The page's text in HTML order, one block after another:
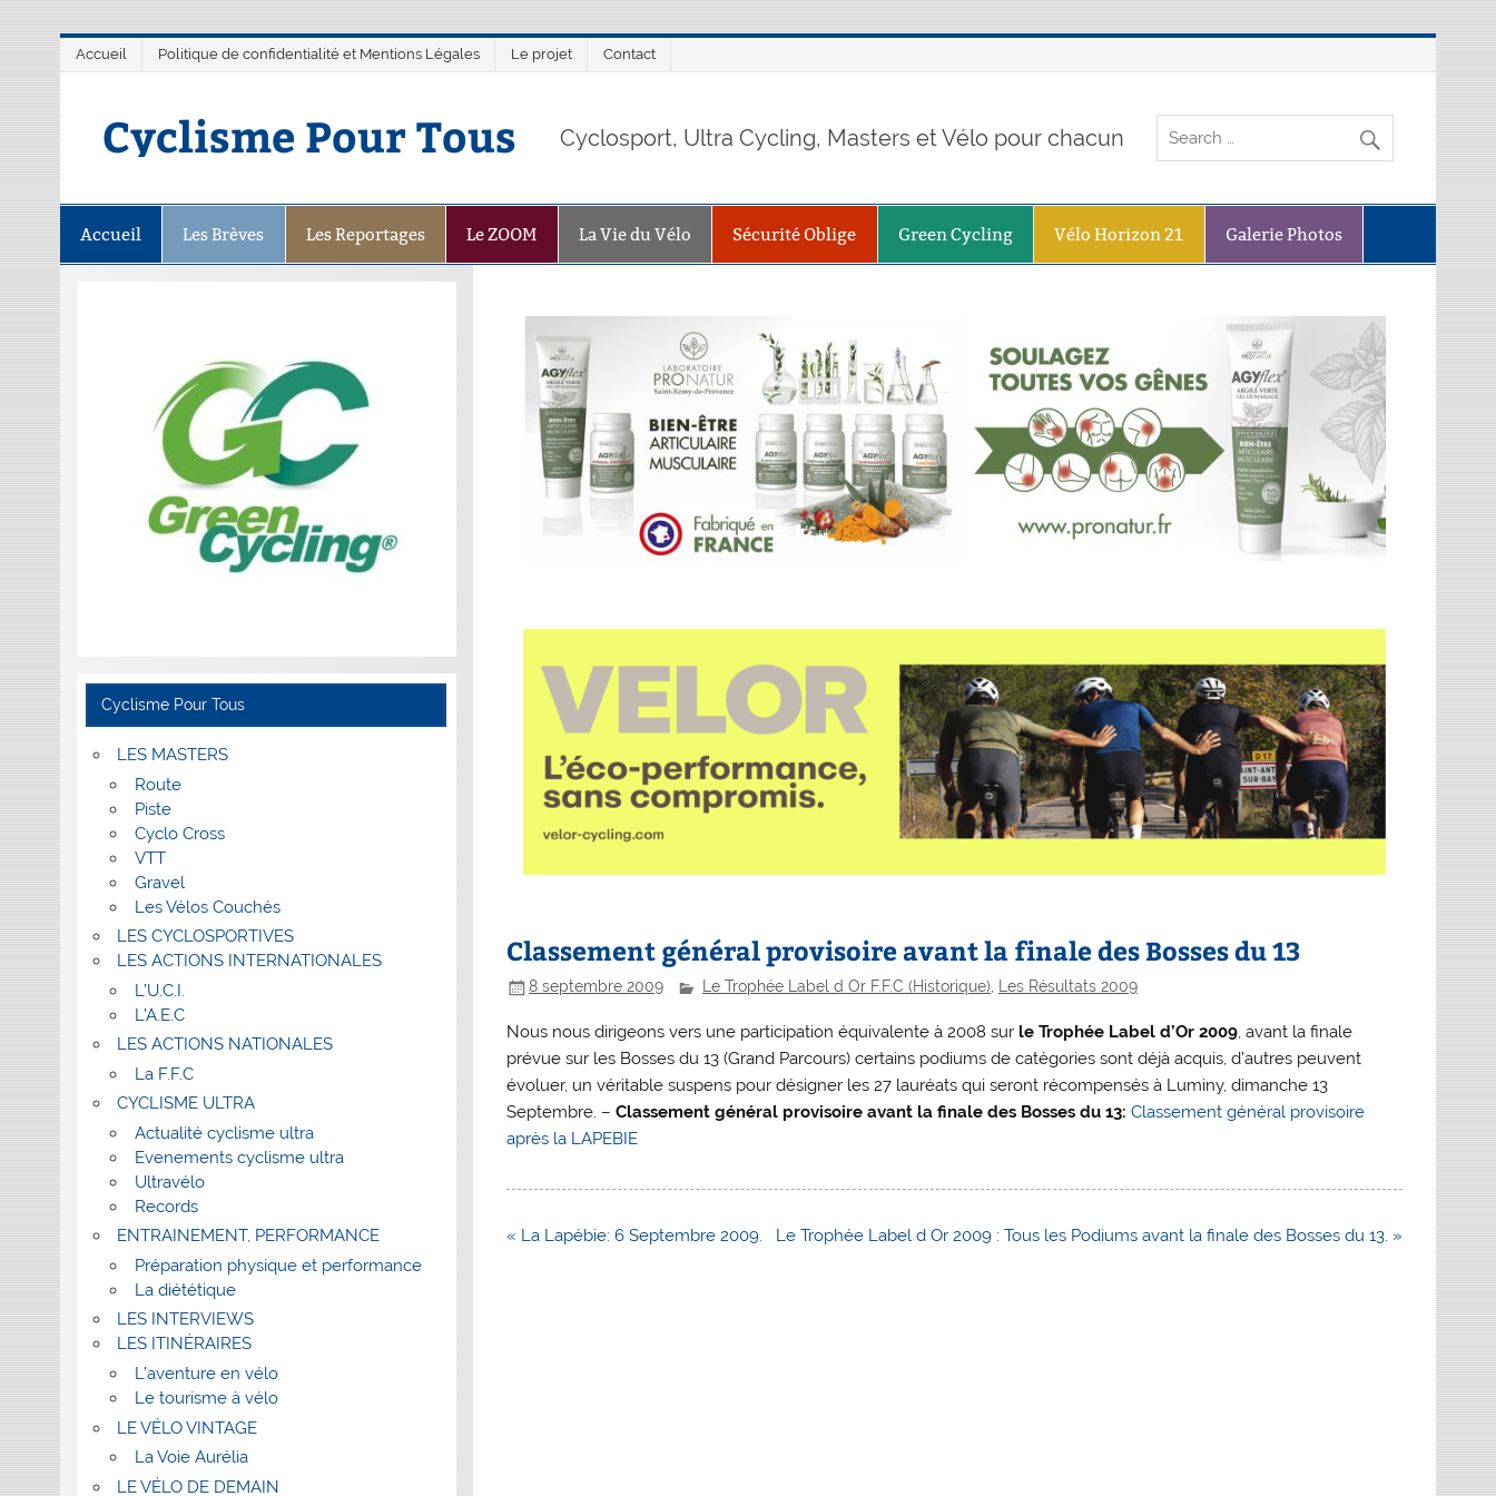
Accueil Politique de confidentialité et Mentions Légales Le projet Contact
Cyclisme Pour Tous Cyclosport, Ultra Cycling, Masters et Vélo pour chacun
Accueil Les Brèves Les Reportages Le ZOOM La Vie du Vélo Sécurité Oblige Green Cycling Vélo Horizon 21 Galerie Photos
Classement général provisoire avant la finale des Bosses du 13
8 septembre 2009 Le Trophée Label d Or F.F.C (Historique), Les Résultats 2009
Nous nous dirigeons vers une participation équivalente à 2008 sur le Trophée Label d’Or 2009, avant la finale
prévue sur les Bosses du 13 (Grand Parcours) certains podiums de catégories sont déjà acquis, d’autres peuvent
évoluer, un véritable suspens pour désigner les 27 lauréats qui seront récompensés à Luminy, dimanche 13
Septembre. –Classement général provisoire avant la finale des Bosses du 13: Classement général provisoire
après la LAPEBIE
Navigation
« La Lapébie: 6 Septembre 2009. Le Trophée Label d Or 2009 : Tous les Podiums avant la finale des Bosses du 13. »
Cyclisme Pour Tous
LES MASTERS
Route
Piste
Cyclo Cross
VTT
Gravel
Les Vélos Couchés
LES CYCLOSPORTIVES
LES ACTIONS INTERNATIONALES
L’U.C.I.
L’A.E.C
LES ACTIONS NATIONALES
La F.F.C
CYCLISME ULTRA
Actualité cyclisme ultra
Evenements cyclisme ultra
Ultravélo
Records
ENTRAINEMENT, PERFORMANCE
Préparation physique et performance
La diététique
LES INTERVIEWS
LES ITINÉRAIRES
L’aventure en vélo
Le tourisme à vélo
LE VÉLO VINTAGE
La Voie Aurélia
LE VÉLO DE DEMAIN